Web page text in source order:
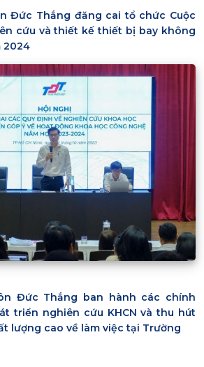
Đức Thắng đăng cai tổ chức Cuộc
cứu và thiết kế thiết bị bay không
2024
Đức Thắng ban hành các chính
triển nghiên cứu KHCN và thu hút
lượng cao về làm việc tại Trường